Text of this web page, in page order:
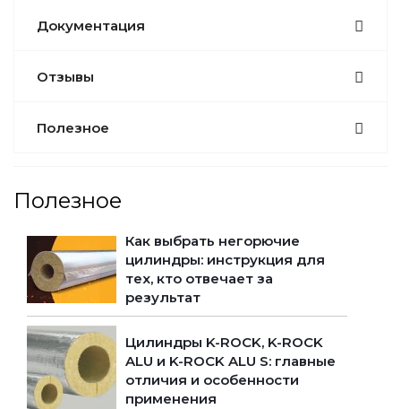
Документация
Отзывы
Полезное
Полезное
Как выбрать негорючие
цилиндры: инструкция для
тех, кто отвечает за
результат
Цилиндры K-ROCK, K-ROCK
ALU и K-ROCK ALU S: главные
отличия и особенности
применения